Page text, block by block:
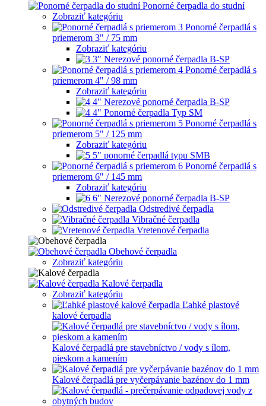
Ponorné čerpadla do studní
Zobraziť kategóriu
Ponorné čerpadlá s
priemerom 3" / 75 mm
Zobraziť kategóriu
3" Nerezové ponorné čerpadla B-SP
Ponorné čerpadlá s
priemerom 4" / 98 mm
Zobraziť kategóriu
4" Nerezové ponorné čerpadla B-SP
4" Ponorné čerpadla Typ SM
Ponorné čerpadlá s
priemerom 5" / 125 mm
Zobraziť kategóriu
5" ponorné čerpadlá typu SMB
Ponorné čerpadlá s
priemerom 6" / 145 mm
Zobraziť kategóriu
6" Nerezové ponorné čerpadla B-SP
Odstredivé čerpadla
Vibračné čerpadla
Vretenové čerpadla
Obehové čerpadla
Zobraziť kategóriu
Kalové čerpadla
Zobraziť kategóriu
Ľahké plastové
kalové čerpadla
Kalové čerpadlá pre stavebníctvo / vody s ílom,
pieskom a kamením
Kalové čerpadlá pre vyčerpávanie bazénov do 1 mm